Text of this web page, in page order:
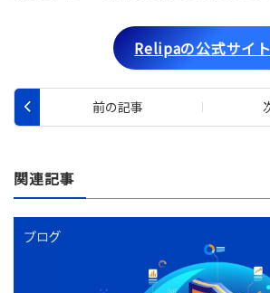
Relipaの公式サイト
関連記事